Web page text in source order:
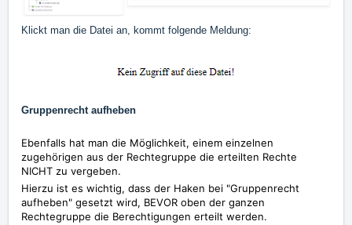
Klickt man die Datei an, kommt folgende Meldung:
Gruppenrecht aufheben
Ebenfalls hat man die Möglichkeit, einem einzelnen
zugehörigen aus der Rechtegruppe die erteilten Rechte
NICHT zu vergeben.
Hierzu ist es wichtig, dass der Haken bei "Gruppenrecht
aufheben" gesetzt wird, BEVOR oben der ganzen
Rechtegruppe die Berechtigungen erteilt werden.